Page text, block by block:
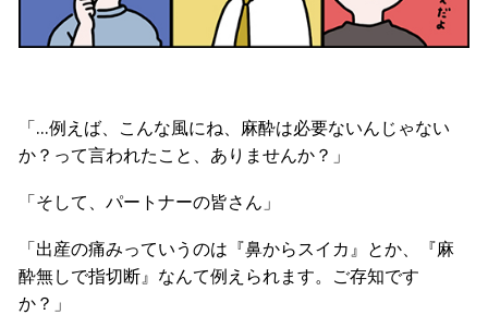
「…例えば、こんな風にね、麻酔は必要ないんじゃない
か？って言われたこと、ありませんか？」
「そして、パートナーの皆さん」
「出産の痛みっていうのは『鼻からスイカ』とか、『麻
酔無しで指切断』なんて例えられます。ご存知です
か？」